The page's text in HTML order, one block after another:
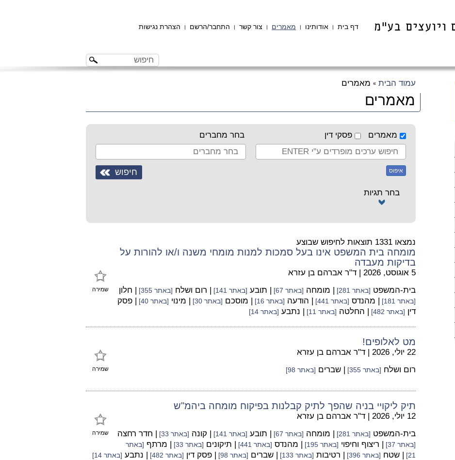
דף בית | אודותינו | מאמרים | צור קשר | התחבר/הרשם | הצהרת נגישות
עמוד הבית » מאמרים
מאמרים
מאמרים פסקי דין בחר מחברים
איפוס
בחר תגיות
נמצאו 1331 תוצאות לחיפוש שבוצע
מומחה בית המשפט אינו בעל סמכות למנות מומחי משנה ו/או להורות על
בדיקות מעבדה
שמירה
5 אוגוסט, 2026 | ד"ר אברהם בן עזרא
בית-המשפט [באתר 281] | מומחה [באתר 67] | תובע [באתר 141] | רום ושלח [באתר 355] | חלון
[באתר 181] | מהנדס [באתר 441] | הודעה [באתר 16] | מוסכם [באתר 30] | מינוי [באתר 40]
| פסק
דין [באתר 482] | החלטה [באתר 11] | נתבע [באתר 14]
מט לאלופים!
שמירה
22 יולי, 2026 | ד"ר אברהם בן עזרא
רום ושלח [באתר 355] | שברים [באתר 98]
תיק ליקויי בניה שהפך לתיק קבלנות בפיקוח מומחה ביהמ"ש
שמירה
12 יולי, 2026 | ד"ר אברהם בן עזרא
בית-המשפט [באתר 281] | מומחה [באתר 67] | תובע [באתר 141] | קונה [באתר 33] | חדר רחצה
[באתר 37] | ריצוף וחיפוי [באתר 195] | מהנדס [באתר 441] | תיקונים [באתר 33] | מרתף [באתר
21] | שטח [באתר 396] | רטיבות [באתר 133] | שברים [באתר 98] | פסק דין [באתר 482] | נתבע [באתר 14]